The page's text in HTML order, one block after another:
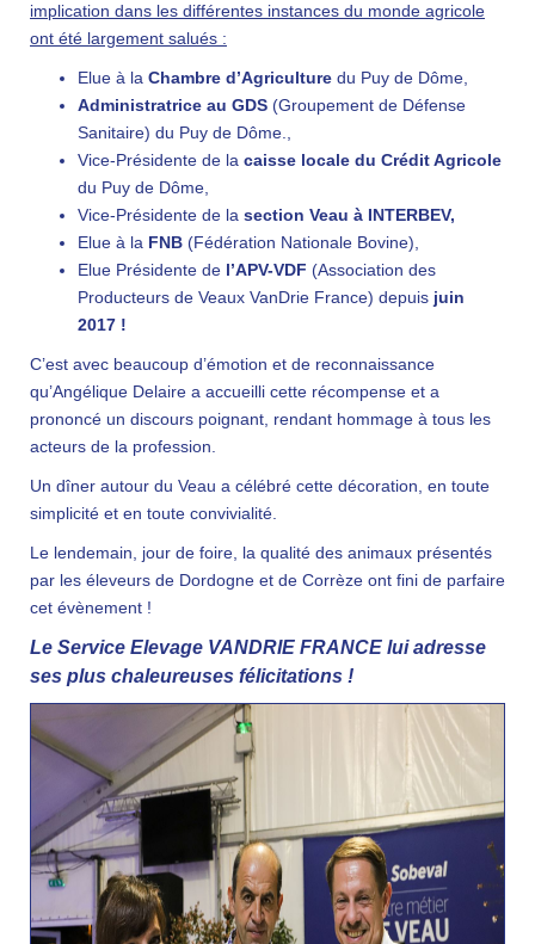
implication dans les différentes instances du monde agricole
ont été largement salués :
Elue à la Chambre d’Agriculture du Puy de Dôme,
Administratrice au GDS (Groupement de Défense
Sanitaire) du Puy de Dôme.,
Vice-Présidente de la caisse locale du Crédit Agricole
du Puy de Dôme,
Vice-Présidente de la section Veau à INTERBEV,
Elue à la FNB (Fédération Nationale Bovine),
Elue Présidente de l’APV-VDF (Association des
Producteurs de Veaux VanDrie France) depuis juin
2017 !
C’est avec beaucoup d’émotion et de reconnaissance
qu’Angélique Delaire a accueilli cette récompense et a
prononcé un discours poignant, rendant hommage à tous les
acteurs de la profession.
Un dîner autour du Veau a célébré cette décoration, en toute
simplicité et en toute convivialité.
Le lendemain, jour de foire, la qualité des animaux présentés
par les éleveurs de Dordogne et de Corrèze ont fini de parfaire
cet évènement !
Le Service Elevage VANDRIE FRANCE lui adresse
ses plus chaleureuses félicitations !